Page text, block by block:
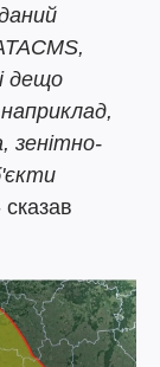
дещо
зенітно-
сказав